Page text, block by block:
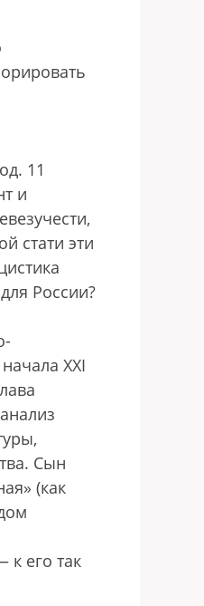
11
и
стати эти
России?
XXI
Сын
(как
его так